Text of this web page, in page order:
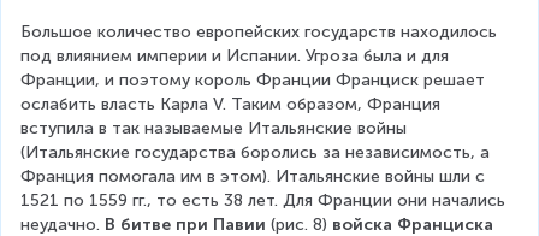
Большое количество европейских государств находилось
под влиянием империи и Испании. Угроза была и для
Франции, и поэтому король Франции Франциск решает
ослабить власть Карла V. Таким образом, Франция
вступила в так называемые Итальянские войны
(Итальянские государства боролись за независимость, а
Франция помогала им в этом). Итальянские войны шли с
1521 по 1559 гг., то есть 38 лет. Для Франции они начались
неудачно. В битве при Павии (рис. 8) войска Франциска